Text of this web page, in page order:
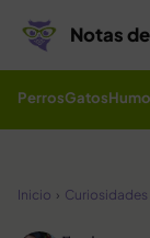
Notas
PerrosGatos
Inicio Curiosidades